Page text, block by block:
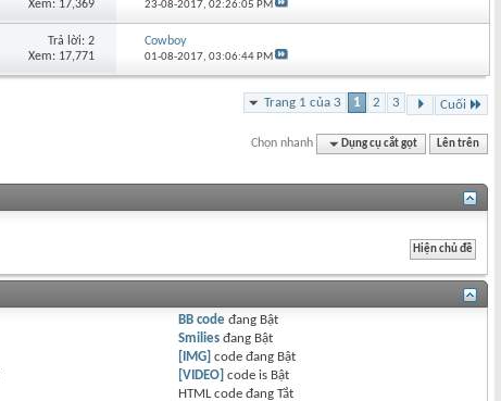
Xem: 17,369
23-08-2017,02:26:05 PM
Trả lời: 2
Xem: 17,771
Cowboy
01-08-2017,03:06:44 PM
Trang 1 của 3 1 2 3 Cuối
Chọn nhanh Dụng cụ cắt gọt Lên trên
BB code đang Bật
Smilies đang Bật
[IMG] code đang Bật
[VIDEO] code is Bật
HTML code đangTắt